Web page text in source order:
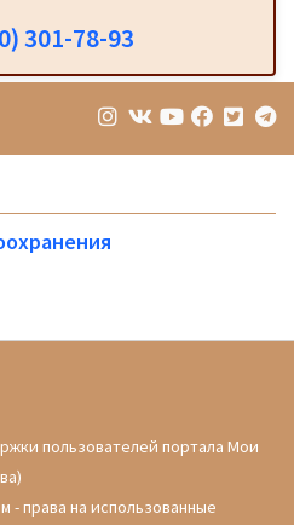
301-78-93
пользователей портала Мои
- права на использованные